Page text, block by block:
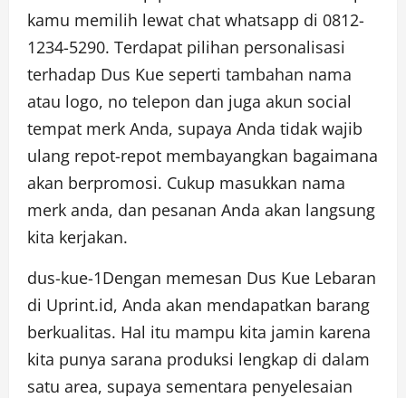
kamu memilih lewat chat whatsapp di 0812-
1234-5290. Terdapat pilihan personalisasi
terhadap Dus Kue seperti tambahan nama
atau logo, no telepon dan juga akun social
tempat merk Anda, supaya Anda tidak wajib
ulang repot-repot membayangkan bagaimana
akan berpromosi. Cukup masukkan nama
merk anda, dan pesanan Anda akan langsung
kita kerjakan.
dus-kue-1Dengan memesan Dus Kue Lebaran
di Uprint.id, Anda akan mendapatkan barang
berkualitas. Hal itu mampu kita jamin karena
kita punya sarana produksi lengkap di dalam
satu area, supaya sementara penyelesaian